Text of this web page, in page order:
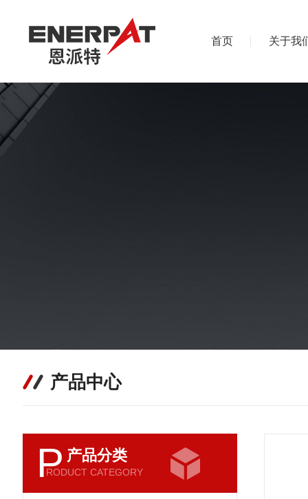
首页 关于我
产品中心
P 产品分类
RODUCT CATEGORY